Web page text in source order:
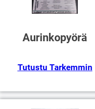
Aurinkopyörä
Tutustu Tarkemmin